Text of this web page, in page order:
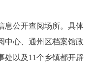
公开查阅场所。具体
中心、通州区档案馆政
处以及11个乡镇都开辟